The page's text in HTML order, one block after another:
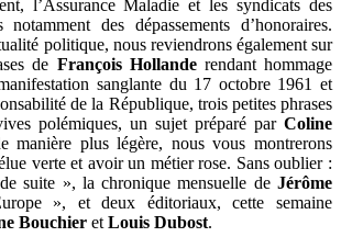
l’Assurance Maladie et les syndicats des
des dépassements d’honoraires.
politique, nous reviendrons également sur
de François Hollanderendant hommage
sanglante du 17 octobre 1961 et
de la République, trois petites phrases
polémiques, un sujet préparé parColine
manière plus légère, nous vous montrerons
verte et avoir un métier rose. Sans oublier :
suite », la chronique mensuelle de Jérôme
», et deux éditoriaux, cette semaine
Bouchier et Louis Dubost.